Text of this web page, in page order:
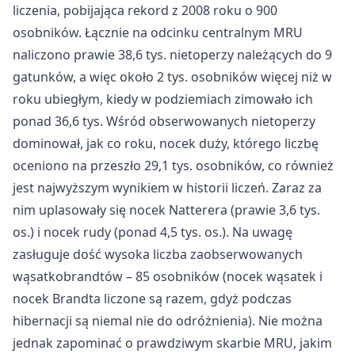
liczenia, pobijająca rekord z 2008 roku o 900
osobników. Łącznie na odcinku centralnym MRU
naliczono prawie 38,6 tys. nietoperzy należących do 9
gatunków, a więc około 2 tys. osobników więcej niż w
roku ubiegłym, kiedy w podziemiach zimowało ich
ponad 36,6 tys. Wśród obserwowanych nietoperzy
dominował, jak co roku, nocek duży, którego liczbę
oceniono na przeszło 29,1 tys. osobników, co również
jest najwyższym wynikiem w historii liczeń. Zaraz za
nim uplasowały się nocek Natterera (prawie 3,6 tys.
os.) i nocek rudy (ponad 4,5 tys. os.). Na uwagę
zasługuje dość wysoka liczba zaobserwowanych
wąsatkobrandtów – 85 osobników (nocek wąsatek i
nocek Brandta liczone są razem, gdyż podczas
hibernacji są niemal nie do odróżnienia). Nie można
jednak zapominać o prawdziwym skarbie MRU, jakim